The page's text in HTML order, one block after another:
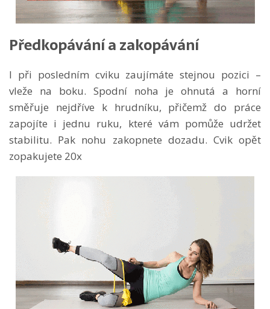
Předkopávání a zakopávání
I při posledním cviku zaujímáte stejnou pozici –
vleže na boku. Spodní noha je ohnutá a horní
směřuje nejdříve k hrudníku, přičemž do práce
zapojíte i jednu ruku, které vám pomůže udržet
stabilitu. Pak nohu zakopnete dozadu. Cvik opět
zopakujete 20x